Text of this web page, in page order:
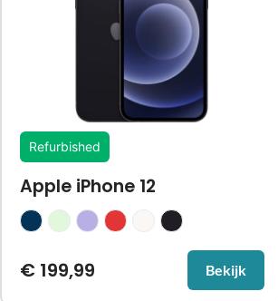
Refurbished
Apple iPhone 12
€199,99 Bekijk